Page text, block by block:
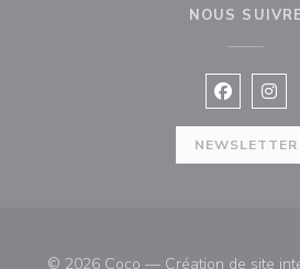
NOUS SUIVRE
NEWSLETTER
© 2026 Coco — Création de site